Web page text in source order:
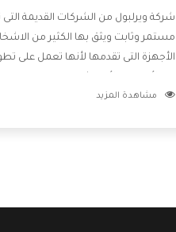
شركة ويرلبول من الشركات القديمة
مستمر وثابت ويثق بها الكثير من
الأجهزة التى تقدمها لأنها تعمل على
خدمات ما بعد البيع مع المنتجات وتقدم
مشاهدة المزيد